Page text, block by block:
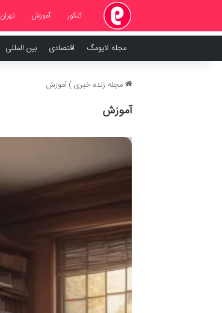
کنکور آموزش تهران
مجله لایومگ اقتصادی بین المللی
مجله زنده خبری ) آموزش
آموزش